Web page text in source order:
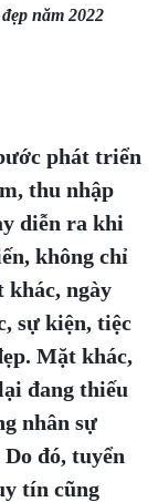
năm 2022
phát triển
thu nhập
diễn ra khi
không chỉ
khác, ngày
sự kiện, tiệc
Mặt khác,
đang thiếu
nhân sự
đó, tuyển
tín cũng